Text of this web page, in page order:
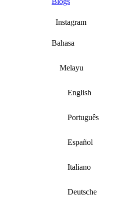
Instagram
Bahasa
Melayu
English
Português
Español
Italiano
Deutsche